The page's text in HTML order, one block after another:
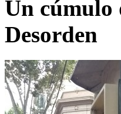
Un cúmulo
Desorden